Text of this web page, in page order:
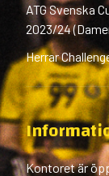
ATG Svenska
2023/24
Herrar
Kontoret är